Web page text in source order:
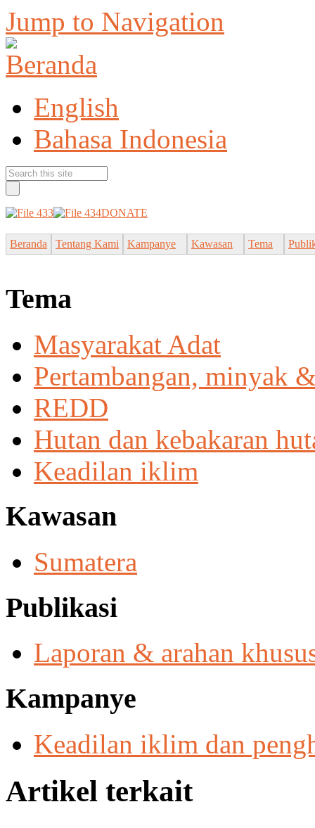
Jump to Navigation
English
Bahasa Indonesia
DONATE
Beranda Tentang Kami Kampanye Kawasan Tema
Tema
Masyarakat Adat
Pertambangan, minyak
REDD
Hutan dan kebakaran
Keadilan iklim
Kawasan
Sumatera
Publikasi
Laporan & arahan
Kampanye
Keadilan iklim dan
Artikel terkait